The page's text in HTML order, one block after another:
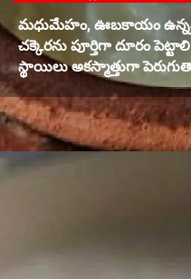
మధుమేహం, ఊబకాయం
చక్కెరను పూర్తిగా దూరం
స్థాయిలు అకస్మాత్తుగా